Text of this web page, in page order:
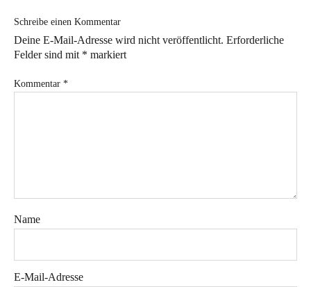
Instagram
&
Schreibe einen Kommentar
Deine E-Mail-Adresse wird nicht veröffentlicht. Erforderliche
Felder sind mit * markiert
Kommentar *
Name
E-Mail-Adresse